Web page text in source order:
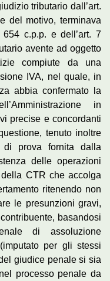
tributario dall’art.
del motivo, terminava
c.p.p. e dell’art. 7
avente ad oggetto
compiute da una
IVA, nel quale, in
abbia confermato la
in
precise e concordanti
tenuto inoltre
di prova fornita dalla
delle operazioni
CTR che accolga
ritenendo non
le presunzioni gravi,
basandosi
di assoluzione
per gli stessi
giudice penale si sia
processo penale da